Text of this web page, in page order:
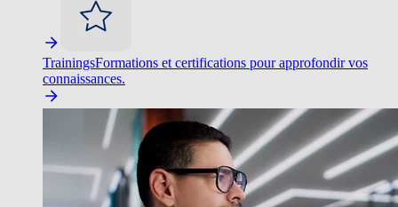
TrainingsFormations et certifications pour approfondir vos
connaissances.